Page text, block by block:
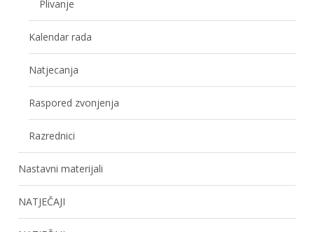
Plivanje
Kalendar rada
Natjecanja
Raspored zvonjenja
Razrednici
Nastavni materijali
NATJEČAJI